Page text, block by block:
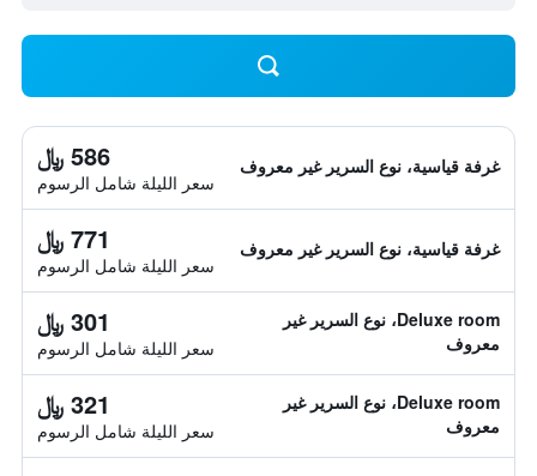
غرفة قياسية، نوع السرير غير معروف 586 ﷼
سعر الليلة شامل الرسوم
غرفة قياسية، نوع السرير غير معروف 771 ﷼
سعر الليلة شامل الرسوم
Deluxe room، نوع السرير غير
معروف
301 ﷼
سعر الليلة شامل الرسوم
Deluxe room، نوع السرير غير
معروف
321 ﷼
سعر الليلة شامل الرسوم